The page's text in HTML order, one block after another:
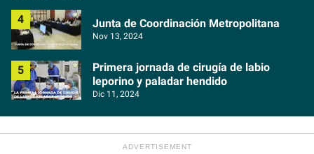
Junta de Coordinación Metropolitana
Nov 13, 2024
Primera jornada de cirugía de labio
leporino y paladar hendido
Dic 11, 2024